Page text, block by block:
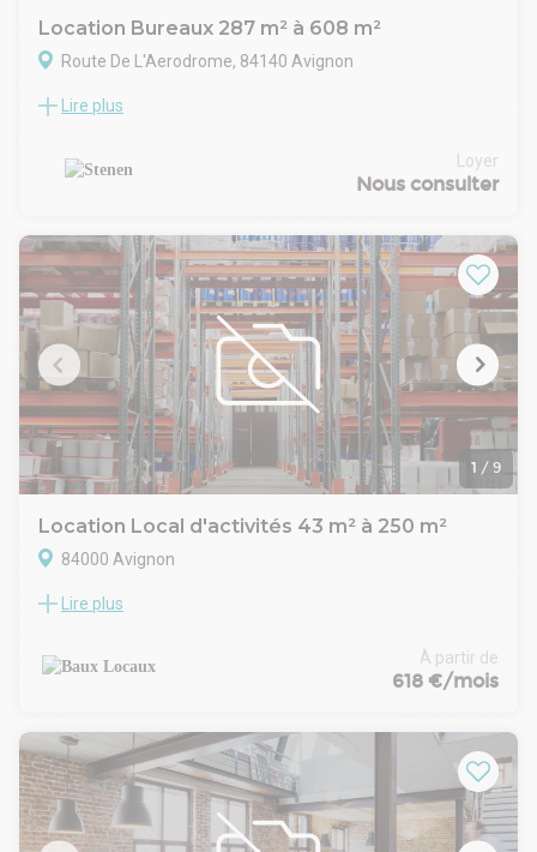
Location Bureaux 287 m² à 608 m²
Route De L'Aerodrome, 84140 Avignon
Stenen vous propose des bureaux disponibles dans un
d'Agroparc à Avignon.
Agroparc constitue un secteur stratégique, reconnu pour la
d'acteurs institutionnels. Le site bénéficie d'une excellente
desserte routière avec un accès rapide à l'A7, à la rocade
Avignon Sud, aux lignes de bus et à la gare TGV.
Deux lots sont actuellement disponibles au 3ᵉ étage (R+3),
représentant 608 m² divisibles à partir de 287,50 m². Les
surfaces offrent des prestations modernes, adaptées aux
besoins des entreprises en recherche d'un cadre de travail
qualitatif et performant.
Le programme dispose de 11 emplacements de
stationnement dédiés, élément particulièrement recherché
sur ce secteur.
Une implantation idéale pour toute entreprise souhaitant
connecté.
Lire plus
Loyer
Nous consulter
1 / 9
Location Local d'activités 43 m² à 250 m²
84000 Avignon
A LOUER - BUREAUX AU 1ER ÉTAGE
- 1 bureau de 26 m²
- 1 bureau de 17 m²Caractéristiques :
- Grands placards intégrés offrant un espace de rangement
pratique
- Sanitaires communs accessibles
- Parking privéEmplacement privilégié :
- À deux pas des remparts
Lire plus
À partir de
618 €/mois